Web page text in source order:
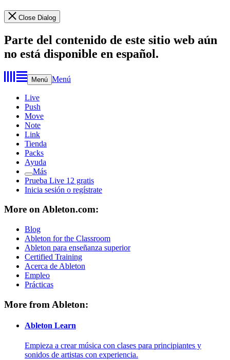
Close Dialog
Parte del contenido de este sitio web aún
no está disponible en español.
Menú Menú
Live
Push
Move
Note
Link
Tienda
Packs
Ayuda
Más
Prueba Live 12 gratis
Inicia sesión o regístrate
More on Ableton.com:
Blog
Ableton for the Classroom
Ableton para enseñanza superior
Certified Training
Acerca de Ableton
Empleo
Prácticas
More from Ableton:
Ableton Learn
Empieza a crear música con clases para principiantes y
sonidos de artistas con experiencia.